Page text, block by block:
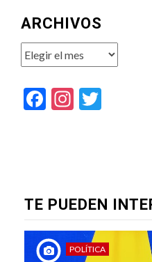
ARCHIVOS
Archivos
Facebook
TE PUEDEN
POLÍTICA